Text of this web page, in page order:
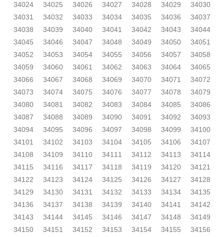
34024
34025 34026 34027 34028 34029
34030
34031
34032 34033 34034 34035 34036
34037
34038
34039 34040 34041 34042 34043
34044
34045
34046 34047 34048 34049 34050
34051
34052
34053 34054 34055 34056 34057
34058
34059
34060 34061 34062 34063 34064
34065
34066
34067 34068 34069 34070 34071
34072
34073
34074 34075 34076 34077 34078
34079
34080
34081 34082 34083 34084 34085
34086
34087
34088 34089 34090 34091 34092
34093
34094
34095 34096 34097 34098 34099
34100
34101
34102 34103 34104 34105 34106
34107
34108
34109 34110 34111 34112 34113
34114
34115
34116 34117 34118 34119 34120
34121
34122
34123 34124 34125 34126 34127
34128
34129
34130 34131 34132 34133 34134
34135
34136
34137 34138 34139 34140 34141
34142
34143
34144 34145 34146 34147 34148
34149
34150
34151 34152 34153 34154 34155
34156